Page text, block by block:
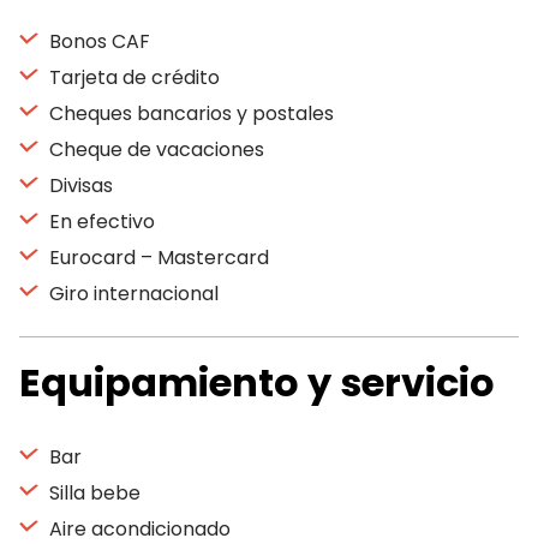
Bonos CAF
Tarjeta de crédito
Cheques bancarios y postales
Cheque de vacaciones
Divisas
En efectivo
Eurocard – Mastercard
Giro internacional
Equipamiento y servicio
Bar
Silla bebe
Aire acondicionado